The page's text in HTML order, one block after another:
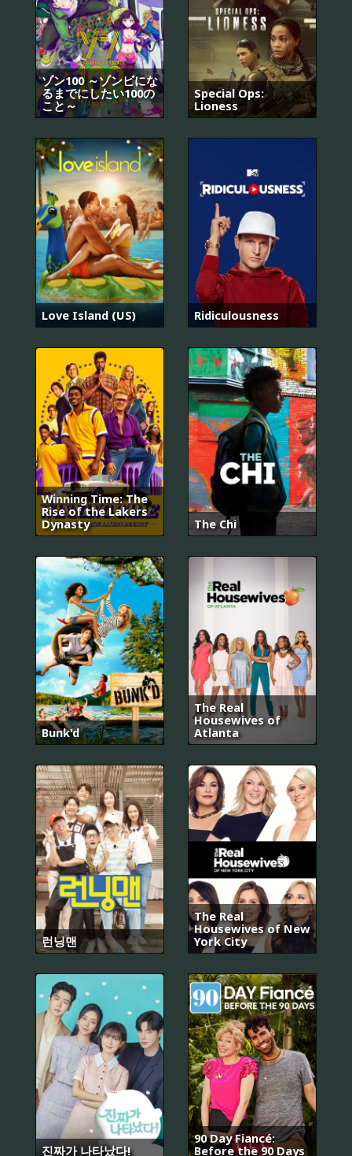
ゾン100 ～ゾンビにな
るまでにしたい100の
こと～
Special Ops:
Lioness
Love Island (US) Ridiculousness
Winning Time: The
Rise of the Lakers
Dynasty
The Chi
Bunk'd
The Real
Housewives of
Atlanta
런닝맨
The Real
Housewives of New
York City
진짜가 나타났다!
90 Day Fiancé:
Before the 90 Days